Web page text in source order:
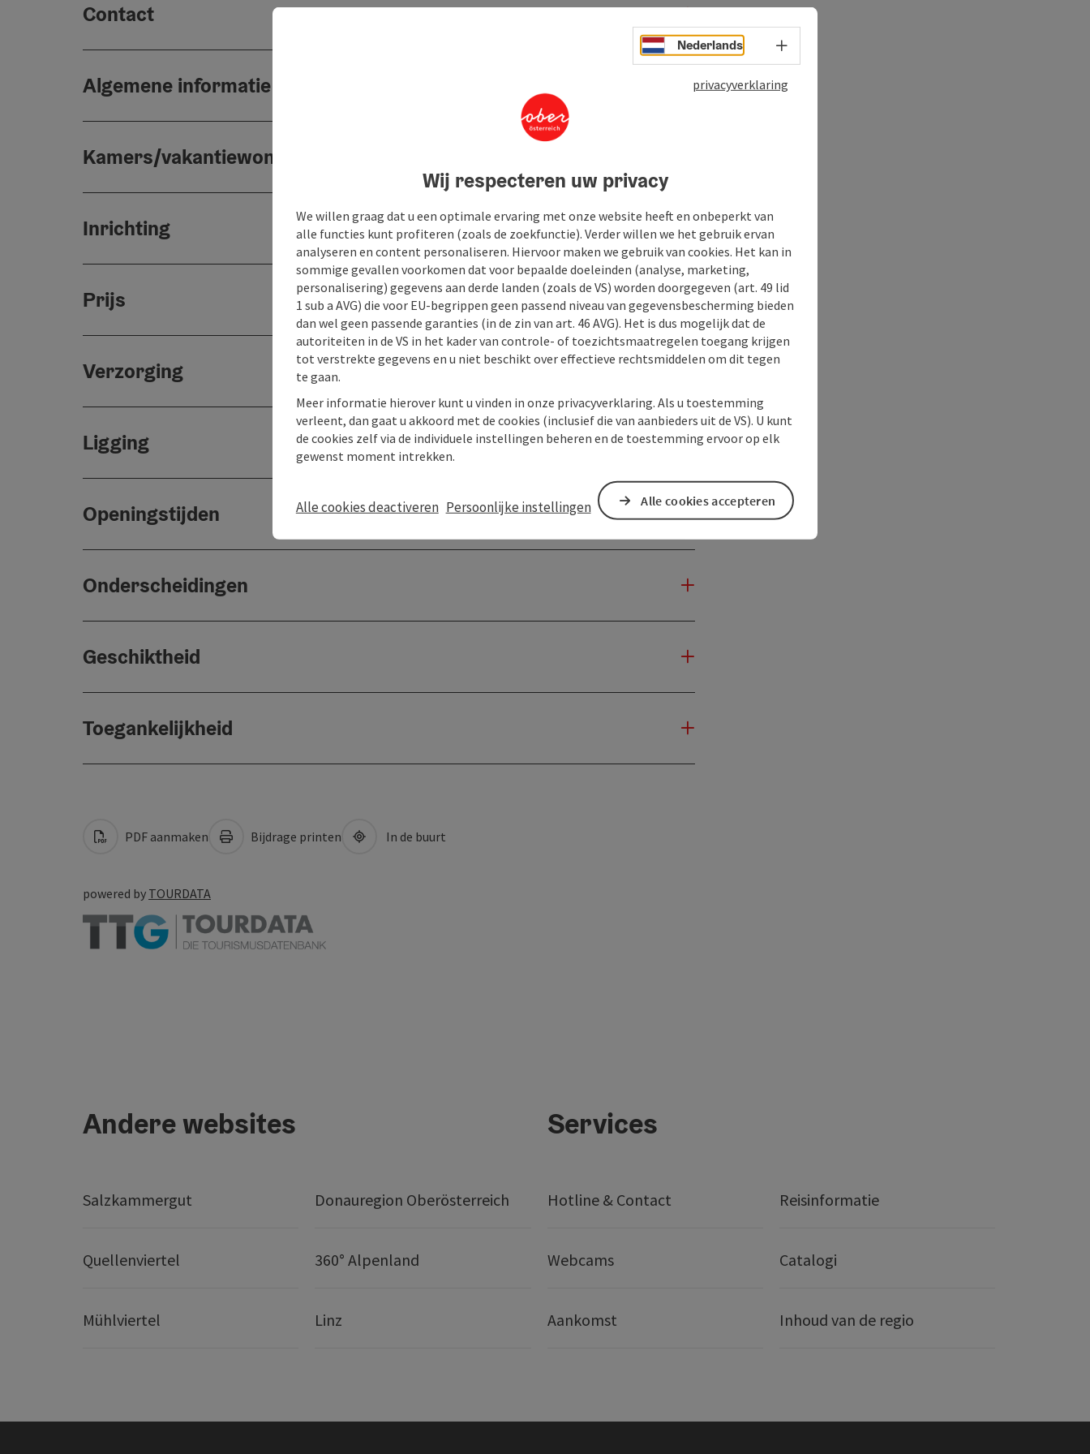
Contact
Algemene informatie
Kamers/vakantiewoningen
Inrichting
Prijs
Verzorging
Ligging
Openingstijden
Onderscheidingen
Geschiktheid
Toegankelijkheid
PDF aanmaken Bijdrage printen In de buurt
powered by TOURDATA
Andere websites
Salzkammergut Donauregion Oberösterreich
Quellenviertel 360° Alpenland
Mühlviertel Linz
Services
Hotline & Contact Reisinformatie
Webcams Catalogi
Aankomst Inhoud van de regio
Nederlands Taalkeuze - menu openen
privacyverklaring
Wij respecteren uw privacy
We willen graag dat u een optimale ervaring met onze website heeft en onbeperkt van
alle functies kunt profiteren (zoals de zoekfunctie). Verder willen we het gebruik ervan
analyseren en content personaliseren. Hiervoor maken we gebruik van cookies. Het kan in
sommige gevallen voorkomen dat voor bepaalde doeleinden (analyse, marketing,
personalisering) gegevens aan derde landen (zoals de VS) worden doorgegeven (art. 49 lid
1 sub a AVG) die voor EU-begrippen geen passend niveau van gegevensbescherming bieden
dan wel geen passende garanties (in de zin van art. 46 AVG). Het is dus mogelijk dat de
autoriteiten in de VS in het kader van controle- of toezichtsmaatregelen toegang krijgen
tot verstrekte gegevens en u niet beschikt over effectieve rechtsmiddelen om dit tegen
te gaan.
Meer informatie hierover kunt u vinden in onze privacyverklaring. Als u toestemming
verleent, dan gaat u akkoord met de cookies (inclusief die van aanbieders uit de VS). U kunt
de cookies zelf via de individuele instellingen beheren en de toestemming ervoor op elk
gewenst moment intrekken.
Alle cookies deactiveren Persoonlijke instellingen Alle cookies accepteren